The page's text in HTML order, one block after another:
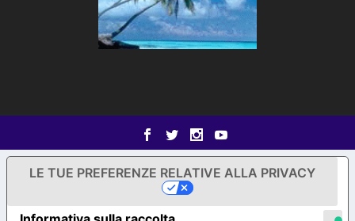
LE TUE PREFERENZE RELATIVE ALLA PRIVACY